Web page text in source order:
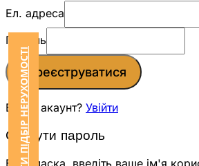
ЗАМОВИТИ ПІДБІР НЕРУХОМОСТІ
Ел. адреса
Пароль
Зареєструватися
Вже є акаунт? Увійти
Скинути пароль
Будь ласка, введіть ваше ім'я